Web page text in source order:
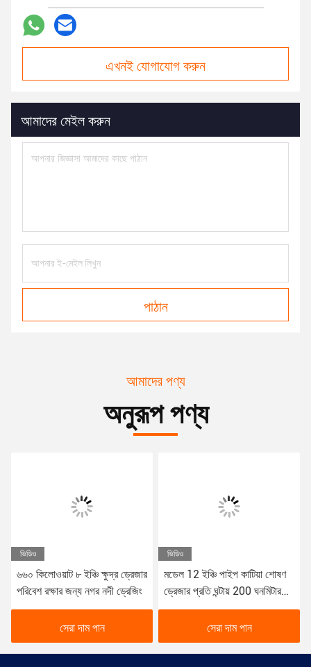
এখনই যোগাযোগ করুন
আমাদের মেইল করুন
পাঠান
আমাদের পণ্য
অনুরূপ পণ্য
ভিডিও
৬৬০ কিলোওয়াট ৮ ইঞ্চি ক্ষুদ্র ড্রেজার
পরিবেশ রক্ষার জন্য নগর নদী ড্রেজিং
সেরা দাম পান
ভিডিও
মডেল 12 ইঞ্চি পাইপ কাটিয়া শোষণ
ড্রেজার প্রতি ঘন্টায় 200 ঘনমিটার
আউটপুট সঙ্গে
সেরা দাম পান